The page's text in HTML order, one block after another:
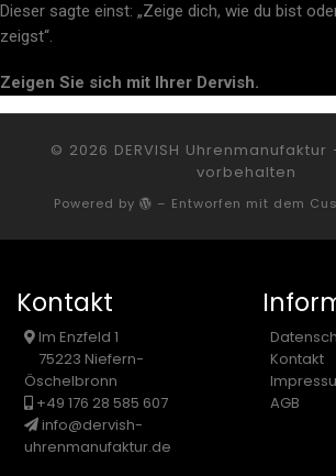
Dieser sagte einst: „Zeige dich, wie du bist
zeigst“.
Zeigen Sie sich mit Ihrer Dervish.
© 2026 DERVISH Uhrenmanufaktur
vorbehalten
Powered by – Entworfen mit dem
Kontakt
Im Enzfeld 1
75223 Niefern-
Öschelbronn
+49 176 28 585 607
info@dervish-
uhrenmanufaktur.de
Kontakt
AGB